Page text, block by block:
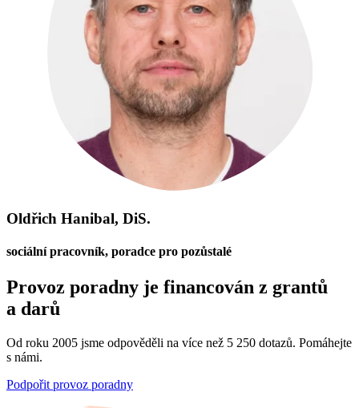
Oldřich Hanibal, DiS.
sociální pracovník, poradce pro pozůstalé
Provoz poradny je financován z grantů
a darů
Od roku 2005 jsme odpověděli na více než 5 250 dotazů. Pomáhejte
s námi.
Podpořit provoz poradny